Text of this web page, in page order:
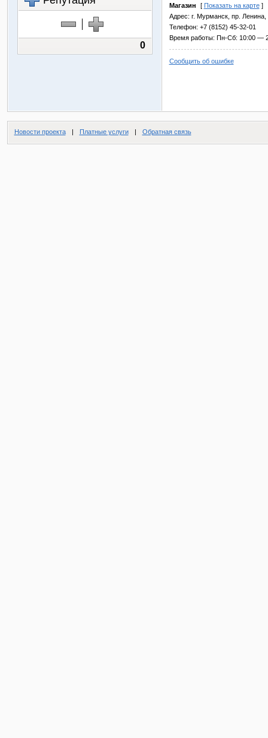
0
Магазин [ Показать на карте]
Адрес: г. Мурманск, пр. Ленина,
Телефон: +7 (8152) 45-32-01
Время работы: Пн-Сб: 10:00 —
Сообщить об ошибке
Новости проекта | Платные услуги | Обратная связь